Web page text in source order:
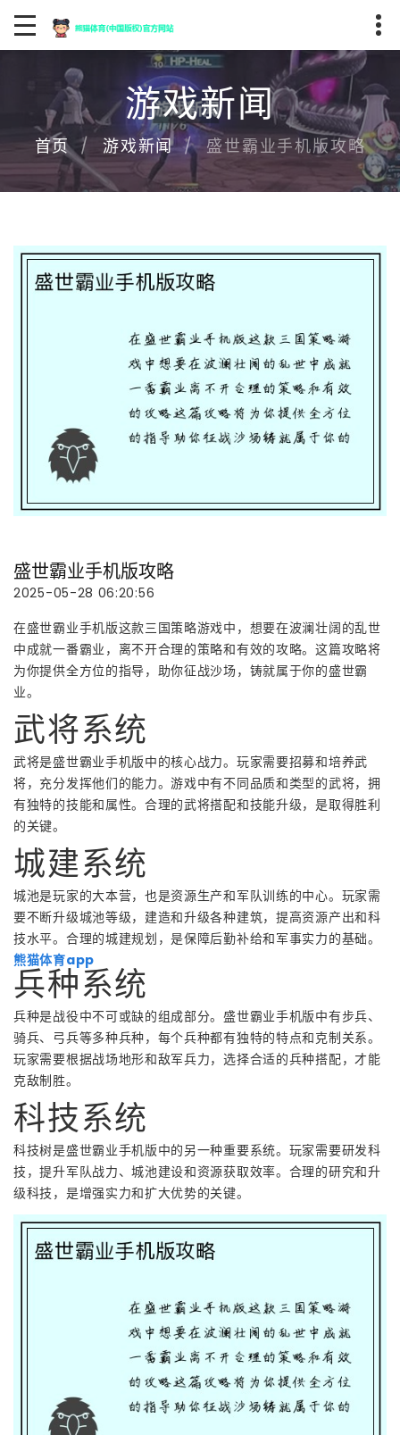
游戏新闻
首页 游戏新闻 盛世霸业手机版攻略
盛世霸业手机版攻略
2025-05-28 06:20:56
在盛世霸业手机版这款三国策略游戏中，想要在波澜壮阔的乱世
中成就一番霸业，离不开合理的策略和有效的攻略。这篇攻略将
为你提供全方位的指导，助你征战沙场，铸就属于你的盛世霸
业。
武将系统
武将是盛世霸业手机版中的核心战力。玩家需要招募和培养武
将，充分发挥他们的能力。游戏中有不同品质和类型的武将，拥
有独特的技能和属性。合理的武将搭配和技能升级，是取得胜利
的关键。
城建系统
城池是玩家的大本营，也是资源生产和军队训练的中心。玩家需
要不断升级城池等级，建造和升级各种建筑，提高资源产出和科
技水平。合理的城建规划，是保障后勤补给和军事实力的基础。
熊猫体育app
兵种系统
兵种是战役中不可或缺的组成部分。盛世霸业手机版中有步兵、
骑兵、弓兵等多种兵种，每个兵种都有独特的特点和克制关系。
玩家需要根据战场地形和敌军兵力，选择合适的兵种搭配，才能
克敌制胜。
科技系统
科技树是盛世霸业手机版中的另一种重要系统。玩家需要研发科
技，提升军队战力、城池建设和资源获取效率。合理的研究和升
级科技，是增强实力和扩大优势的关键。